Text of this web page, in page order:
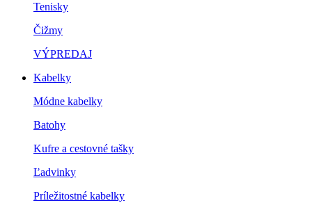
Tenisky
Čižmy
VÝPREDAJ
Kabelky
Módne kabelky
Batohy
Kufre a cestovné tašky
Ľadvinky
Príležitostné kabelky